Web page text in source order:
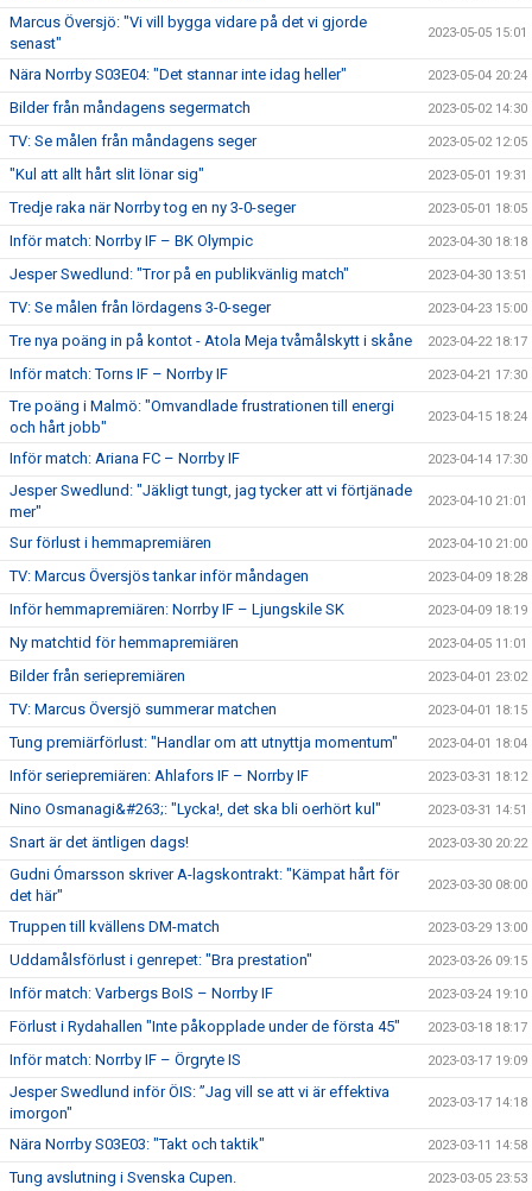
Marcus Översjö: "Vi vill bygga vidare på det vi gjorde
senast"
2023-05-05 15:01
Nära Norrby S03E04: "Det stannar inte idag heller" 2023-05-04 20:24
Bilder från måndagens segermatch 2023-05-02 14:30
TV: Se målen från måndagens seger 2023-05-02 12:05
"Kul att allt hårt slit lönar sig" 2023-05-01 19:31
Tredje raka när Norrby tog en ny 3-0-seger 2023-05-01 18:05
Inför match: Norrby IF – BK Olympic 2023-04-30 18:18
Jesper Swedlund: "Tror på en publikvänlig match" 2023-04-30 13:51
TV: Se målen från lördagens 3-0-seger 2023-04-23 15:00
Tre nya poäng in på kontot - Atola Meja tvåmålskytt i skåne 2023-04-22 18:17
Inför match: Torns IF – Norrby IF 2023-04-21 17:30
Tre poäng i Malmö: "Omvandlade frustrationen till energi
och hårt jobb"
2023-04-15 18:24
Inför match: Ariana FC – Norrby IF 2023-04-14 17:30
Jesper Swedlund: "Jäkligt tungt, jag tycker att vi förtjänade
mer"
2023-04-10 21:01
Sur förlust i hemmapremiären 2023-04-10 21:00
TV: Marcus Översjös tankar inför måndagen 2023-04-09 18:28
Inför hemmapremiären: Norrby IF – Ljungskile SK 2023-04-09 18:19
Ny matchtid för hemmapremiären 2023-04-05 11:01
Bilder från seriepremiären 2023-04-01 23:02
TV: Marcus Översjö summerar matchen 2023-04-01 18:15
Tung premiärförlust: "Handlar om att utnyttja momentum" 2023-04-01 18:04
Inför seriepremiären: Ahlafors IF – Norrby IF 2023-03-31 18:12
Nino Osmanagi&#263;: "Lycka!, det ska bli oerhört kul" 2023-03-31 14:51
Snart är det äntligen dags! 2023-03-30 20:22
Gudni Ómarsson skriver A-lagskontrakt: "Kämpat hårt för
det här"
2023-03-30 08:00
Truppen till kvällens DM-match 2023-03-29 13:00
Uddamålsförlust i genrepet: "Bra prestation" 2023-03-26 09:15
Inför match: Varbergs BoIS – Norrby IF 2023-03-24 19:10
Förlust i Rydahallen "Inte påkopplade under de första 45" 2023-03-18 18:17
Inför match: Norrby IF – Örgryte IS 2023-03-17 19:09
Jesper Swedlund inför ÖIS: ”Jag vill se att vi är effektiva
imorgon"
2023-03-17 14:18
Nära Norrby S03E03: "Takt och taktik" 2023-03-11 14:58
Tung avslutning i Svenska Cupen. 2023-03-05 23:53